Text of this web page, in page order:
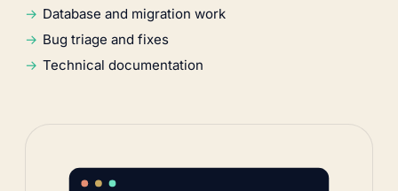
Database and migration work
Bug triage and fixes
Technical documentation